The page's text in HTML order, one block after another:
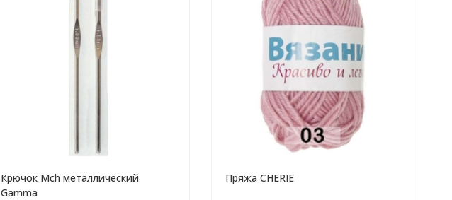
Крючок Mch металлический
Gamma
Пряжа CHERIE